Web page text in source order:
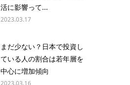
活に影響って...
2023.03.17
まだ少ない？日本で投資し
ている人の割合は若年層を
中心に増加傾向
2023.03.16